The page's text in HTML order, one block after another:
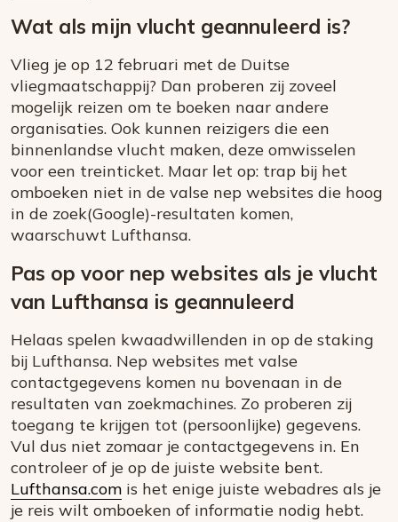
Wat als mijn vlucht geannuleerd is?
Vlieg je op 12 februari met de Duitse
vliegmaatschappij? Dan proberen zij zoveel
mogelijk reizen om te boeken naar andere
organisaties. Ook kunnen reizigers die een
binnenlandse vlucht maken, deze omwisselen
voor een treinticket. Maar let op: trap bij het
omboeken niet in de valse nep websites die hoog
in de zoek(Google)-resultaten komen,
waarschuwt Lufthansa.
Pas op voor nep websites als je vlucht
van Lufthansa is geannuleerd
Helaas spelen kwaadwillenden in op de staking
bij Lufthansa. Nep websites met valse
contactgegevens komen nu bovenaan in de
resultaten van zoekmachines. Zo proberen zij
toegang te krijgen tot (persoonlijke) gegevens.
Vul dus niet zomaar je contactgegevens in. En
controleer of je op de juiste website bent.
Lufthansa.com is het enige juiste webadres als je
je reis wilt omboeken of informatie nodig hebt.